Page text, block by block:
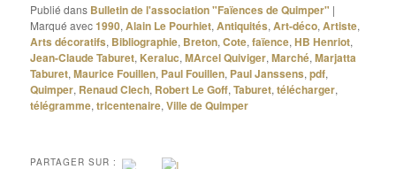
Publié dans Bulletin de l'association "Faïences de Quimper" |
Marqué avec1990,Alain Le Pourhiet,Antiquités,Art-déco,Artiste,
Arts décoratifs, Bibliographie, Breton,Cote,faïence,HB Henriot,
Jean-Claude Taburet, Keraluc,MArcel Quiviger,Marché,Marjatta
Taburet,Maurice Fouillen, Paul Fouillen, Paul Janssens,pdf,
Quimper, Renaud Clech, Robert Le Goff,Taburet,télécharger,
télégramme,tricentenaire,Ville de Quimper
PARTAGER SUR :